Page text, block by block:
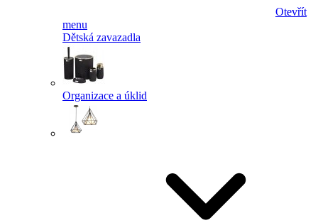
Otevřít
menu
Dětská zavazadla
Organizace a úklid